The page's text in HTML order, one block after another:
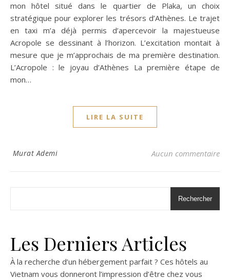
mon hôtel situé dans le quartier de Plaka, un choix
stratégique pour explorer les trésors d’Athènes. Le trajet
en taxi m’a déjà permis d’apercevoir la majestueuse
Acropole se dessinant à l’horizon. L’excitation montait à
mesure que je m’approchais de ma première destination.
L’Acropole : le joyau d’Athènes La première étape de
mon…
LIRE LA SUITE
Murat Ademi Aucun commentaire
Rechercher
Les Derniers Articles
À la recherche d’un hébergement parfait ? Ces hôtels au
Vietnam vous donneront l’impression d’être chez vous